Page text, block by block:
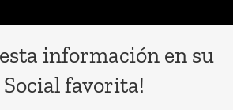
información en su
favorita!